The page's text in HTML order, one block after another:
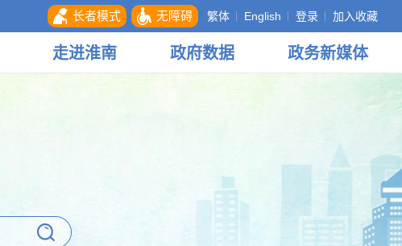
长者模式 无障碍 繁体 English 登录 加入收藏
走进淮南 政府数据 政务新媒体